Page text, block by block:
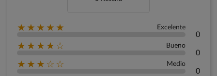
★★★★★ Excelente
0
★★★★☆ Bueno
0
★★★☆☆ Medio
0